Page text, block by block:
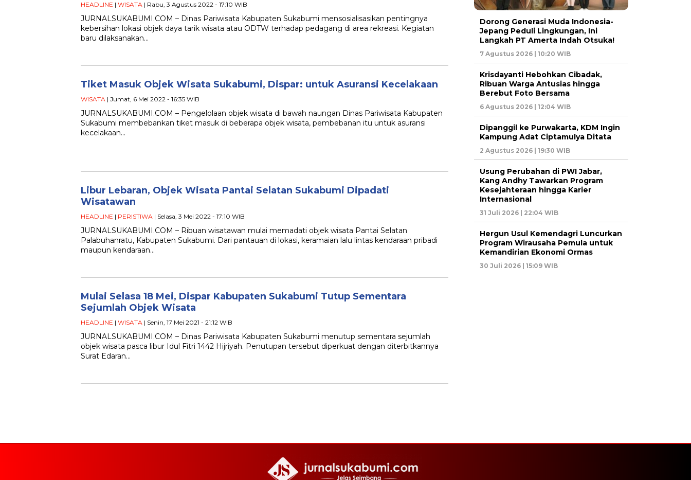
HEADLINE | WISATA | Rabu, 3 Agustus 2022 - 17:10 WIB
JURNALSUKABUMI.COM – Dinas Pariwisata Kabupaten Sukabumi mensosialisasikan pentingnya
kebersihan lokasi objek daya tarik wisata atau ODTW terhadap pedagang di area rekreasi. Kegiatan
baru dilaksanakan…
Tiket Masuk Objek Wisata Sukabumi, Dispar: untuk Asuransi Kecelakaan
WISATA | Jumat, 6 Mei 2022 - 16:35 WIB
JURNALSUKABUMI.COM – Pengelolaan objek wisata di bawah naungan Dinas Pariwisata Kabupaten
Sukabumi membebankan tiket masuk di beberapa objek wisata, pembebanan itu untuk asuransi
kecelakaan…
Libur Lebaran, Objek Wisata Pantai Selatan Sukabumi Dipadati
Wisatawan
HEADLINE | PERISTIWA | Selasa, 3 Mei 2022 - 17:10 WIB
JURNALSUKABUMI.COM – Ribuan wisatawan mulai memadati objek wisata Pantai Selatan
Palabuhanratu, Kabupaten Sukabumi. Dari pantauan di lokasi, keramaian lalu lintas kendaraan pribadi
maupun kendaraan…
Mulai Selasa 18 Mei, Dispar Kabupaten Sukabumi Tutup Sementara
Sejumlah Objek Wisata
HEADLINE | WISATA | Senin, 17 Mei 2021 - 21:12 WIB
JURNALSUKABUMI.COM – Dinas Pariwisata Kabupaten Sukabumi menutup sementara sejumlah
objek wisata pasca libur Idul Fitri 1442 Hijriyah. Penutupan tersebut diperkuat dengan diterbitkannya
Surat Edaran…
Dorong Generasi Muda Indonesia-
Jepang Peduli Lingkungan, Ini
Langkah PT Amerta Indah Otsuka!
7 Agustus 2026 | 10:20 WIB
Krisdayanti Hebohkan Cibadak,
Ribuan Warga Antusias hingga
Berebut Foto Bersama
6 Agustus 2026 | 12:04 WIB
Dipanggil ke Purwakarta, KDM Ingin
Kampung Adat Ciptamulya Ditata
2 Agustus 2026 | 19:30 WIB
Usung Perubahan di PWI Jabar,
Kang Andhy Tawarkan Program
Kesejahteraan hingga Karier
Internasional
31 Juli 2026 | 22:04 WIB
Hergun Usul Kemendagri Luncurkan
Program Wirausaha Pemula untuk
Kemandirian Ekonomi Ormas
30 Juli 2026 | 15:09 WIB